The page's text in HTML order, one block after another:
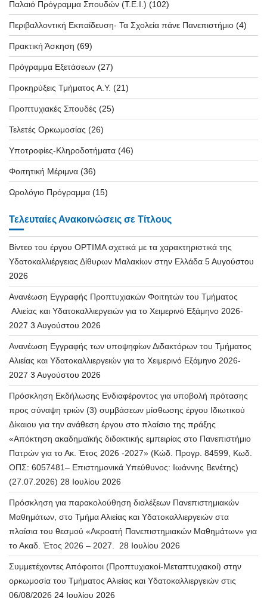
Παλαιό Πρόγραμμα Σπουδών (T.E.I.) (102)
Περιβαλλοντική Εκπαίδευση- Τα Σχολεία πάνε Πανεπιστήμιο (4)
Πρακτική Άσκηση (69)
Πρόγραμμα Εξετάσεων (27)
Προκηρύξεις Τμήματος Α.Υ. (21)
Προπτυχιακές Σπουδές (25)
Τελετές Ορκωμοσίας (26)
Υποτροφίες-Κληροδοτήματα (46)
Φοιτητική Μέριμνα (36)
Ωρολόγιο Πρόγραμμα (15)
Τελευταίες Ανακοινώσεις σε Τίτλους
Βίντεο του έργου OPTIMA σχετικά με τα χαρακτηριστικά της
Υδατοκαλλιέργειας Δίθυρων Μαλακίων στην Ελλάδα 5 Αυγούστου
2026
Ανανέωση Εγγραφής Προπτυχιακών Φοιτητών του Τμήματος
Αλιείας και Υδατοκαλλιεργειών για το Χειμερινό Εξάμηνο 2026-
2027 3 Αυγούστου 2026
Ανανέωση Εγγραφής των υποψηφίων Διδακτόρων του Τμήματος
Αλιείας και Υδατοκαλλιεργειών για το Χειμερινό Εξάμηνο 2026-
2027 3 Αυγούστου 2026
Πρόσκληση Εκδήλωσης Ενδιαφέροντος για υποβολή πρότασης
προς σύναψη τριών (3) συμβάσεων μίσθωσης έργου Ιδιωτικού
Δίκαιου για την ανάθεση έργου στο πλαίσιο της πράξης
«Απόκτηση ακαδημαϊκής διδακτικής εμπειρίας στο Πανεπιστήμιο
Πατρών για το Ακ. Έτος 2026 -2027» (Κώδ. Προγρ. 84599, Κωδ.
ΟΠΣ: 6057481– Επιστημονικά Υπεύθυνος: Ιωάννης Βενέτης)
(27.07.2026) 28 Ιουλίου 2026
Πρόσκληση για παρακολούθηση διαλέξεων Πανεπιστημιακών
Μαθημάτων, στο Τμήμα Αλιείας και Υδατοκαλλιεργειών στα
πλαίσια του θεσμού «Ακροατή Πανεπιστημιακών Μαθημάτων» για
το Ακαδ. Έτος 2026 – 2027.
28 Ιουλίου 2026
Συμμετέχοντες Απόφοιτοι (Προπτυχιακοί-Μεταπτυχιακοί) στην
ορκωμοσία του Τμήματος Αλιείας και Υδατοκαλλιεργειών στις
06/08/2026 24 Ιουλίου 2026